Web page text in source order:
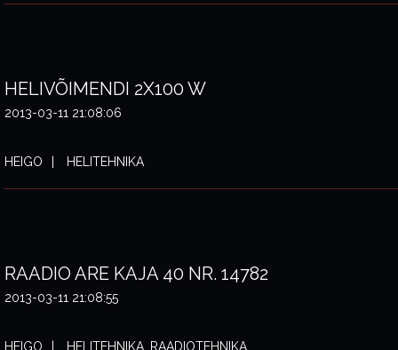
HELIVÕIMENDI 2X100 W
2013-03-11 21:08:06
HEIGO HELITEHNIKA
RAADIO ARE KAJA 40 NR. 14782
2013-03-11 21:08:55
HEIGO HELITEHNIKA, RAADIOTEHNIKA